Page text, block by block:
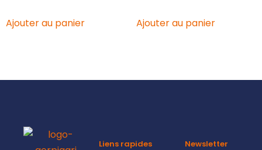
Ajouter au panier Ajouter au panier
Liens rapides Newsletter